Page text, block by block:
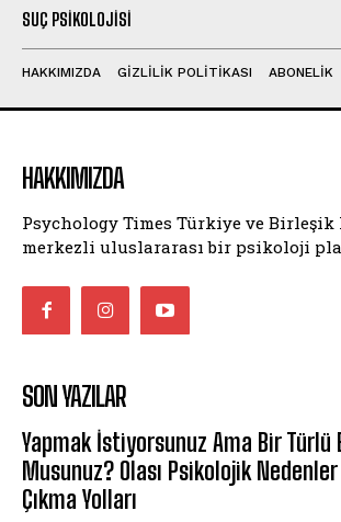
SUÇ PSIKOLOJISI
HAKKIMIZDA GIZLILIK POLITIKASI ABONELIK
HAKKIMIZDA
Psychology Times Türkiye ve Birleşik
merkezli uluslararası bir psikoloji
SON YAZILAR
Yapmak İstiyorsunuz Ama Bir Türlü
Musunuz? Olası Psikolojik
Çıkma Yolları